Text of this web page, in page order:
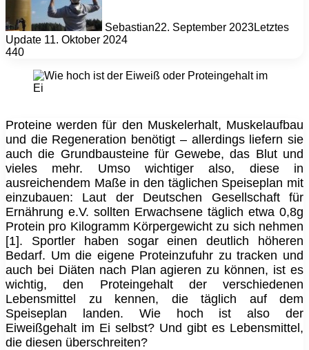
Sebastian22. September 2023Letztes
Update 11. Oktober 2024
440
Proteine werden für den Muskelerhalt, Muskelaufbau
und die Regeneration benötigt – allerdings liefern sie
auch die Grundbausteine für Gewebe, das Blut und
vieles mehr. Umso wichtiger also, diese in
ausreichendem Maße in den täglichen Speiseplan mit
einzubauen: Laut der Deutschen Gesellschaft für
Ernährung e.V. sollten Erwachsene täglich etwa 0,8g
Protein pro Kilogramm Körpergewicht zu sich nehmen
[1]. Sportler haben sogar einen deutlich höheren
Bedarf. Um die eigene Proteinzufuhr zu tracken und
auch bei Diäten nach Plan agieren zu können, ist es
wichtig, den Proteingehalt der verschiedenen
Lebensmittel zu kennen, die täglich auf dem
Speiseplan landen. Wie hoch ist also der
Eiweißgehalt im Ei selbst? Und gibt es Lebensmittel,
die diesen überschreiten?